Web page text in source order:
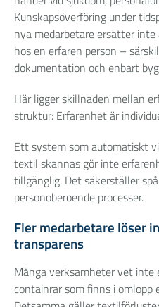
Kunskapsöverföring under
nya medarbetare ersätter
hos en erfaren person –
dokumentation och enbart
Här ligger skillnaden mellan
struktur: Erfarenhet är
Ett system som automatiskt
textil skannas gör inte
tillgänglig. Det säkerställer
personoberoende processer.
Fler medarbetare löser
transparens
Många verksamheter vet
containrar som finns i omlopp